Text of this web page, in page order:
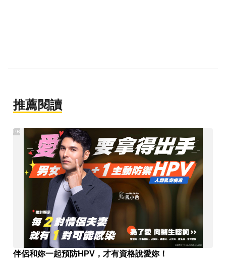
推薦閱讀
伴侶和妳一起預防HPV，才有資格說愛妳！
PR